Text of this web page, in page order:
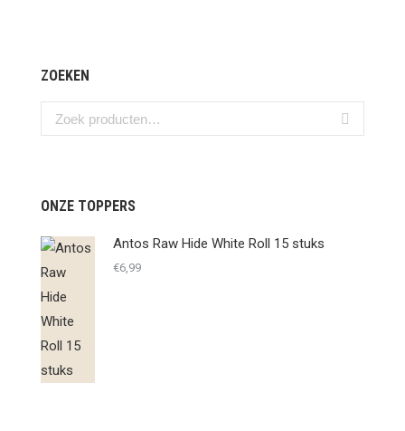
ZOEKEN
ONZE TOPPERS
Antos Raw Hide White Roll 15 stuks
€6,99